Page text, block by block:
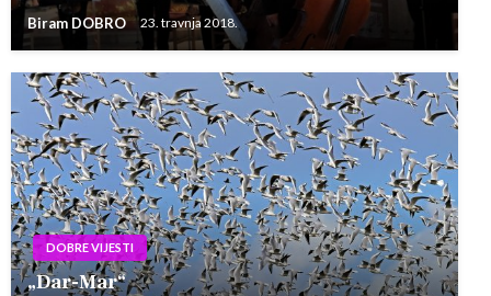
Biram DOBRO 23. travnja 2018.
DOBRE VIJESTI
„Dar-Mar“